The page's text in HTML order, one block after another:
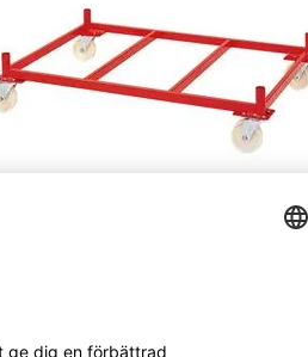
Pallvagn som passar till stålpall